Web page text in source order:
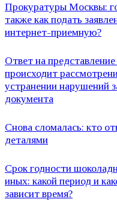
Прокуратуры Москвы:
также как подать
интернет-приемную?
Ответ на
происходит
устранении нарушений
документа
Снова сломалась: кто
деталями
Срок годности
иных: какой период и
зависит время?